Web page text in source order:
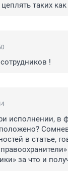
таких
!
исполнении, в
в статье,
за что и